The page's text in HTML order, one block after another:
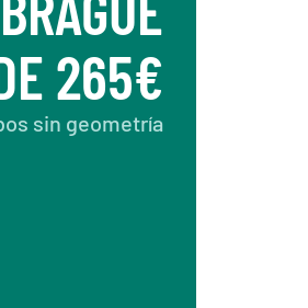
265€
sin geometría